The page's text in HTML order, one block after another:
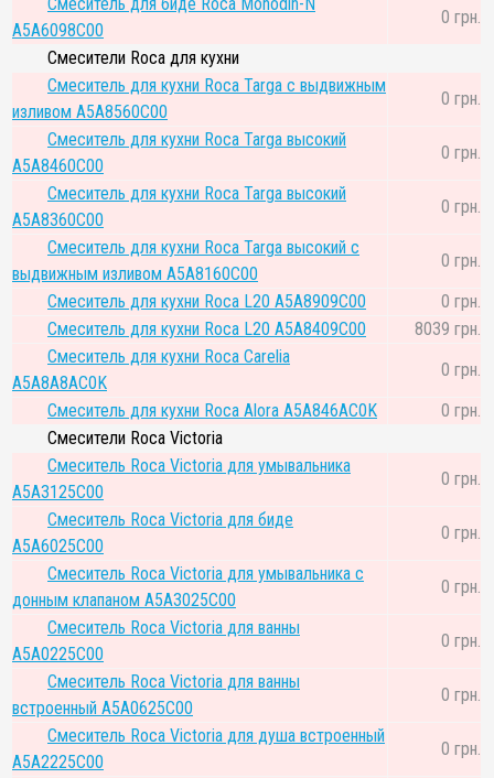
A5A6098C00
0 грн.
Смесители Roca для кухни
Смеситель для кухни Roca Targa с выдвижным
изливом A5A8560C00
0 грн.
Смеситель для кухни Roca Targa высокий
A5A8460C00
0 грн.
Смеситель для кухни Roca Targa высокий
A5A8360C00
0 грн.
Смеситель для кухни Roca Targa высокий с
выдвижным изливом A5A8160C00
0 грн.
Смеситель для кухни Roca L20 A5A8909C00
0 грн.
Смеситель для кухни Roca L20 A5A8409C00
8039 грн.
Смеситель для кухни Roca Carelia
A5A8A8AC0K
0 грн.
Смеситель для кухни Roca Alora A5A846AC0K
0 грн.
Смесители Roca Victoria
Смеситель Roca Victoria для умывальника
A5A3125C00
0 грн.
Смеситель Roca Victoria для биде
A5A6025C00
0 грн.
Смеситель Roca Victoria для умывальника с
донным клапаном A5A3025C00
0 грн.
Смеситель Roca Victoria для ванны
A5A0225C00
0 грн.
Смеситель Roca Victoria для ванны
встроенный A5A0625C00
0 грн.
Смеситель Roca Victoria для душа встроенный
A5A2225C00
0 грн.